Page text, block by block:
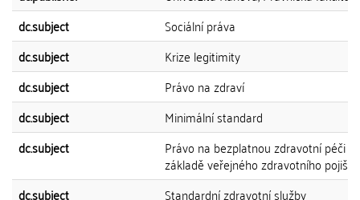
dc.subject
Sociální práva
dc.subject
Krize legitimity
dc.subject
Právo na zdraví
dc.subject
Minimální standard
dc.subject
Právo na bezplatnou zdravotní péči
základě veřejného zdravotního
dc.subject
Standardní zdravotní služby